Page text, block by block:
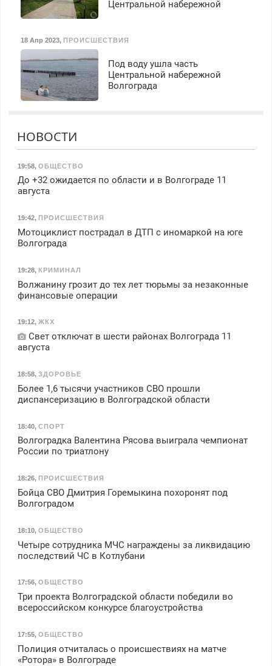
Центральной набережной
18 Апр 2023, ПРОИСШЕСТВИЯ
Под воду ушла часть
Центральной набережной
Волгограда
НОВОСТИ
19:58, ОБЩЕСТВО
До +32 ожидается по области и в Волгограде 11
августа
19:42, ПРОИСШЕСТВИЯ
Мотоциклист пострадал в ДТП с иномаркой на юге
Волгограда
19:28, КРИМИНАЛ
Волжанину грозит до тех лет тюрьмы за незаконные
финансовые операции
19:12, ЖКХ
Свет отключат в шести районах Волгограда 11
августа
18:58, ЗДОРОВЬЕ
Более 1,6 тысячи участников СВО прошли
диспансеризацию в Волгоградской области
18:40, СПОРТ
Волгоградка Валентина Рясова выиграла чемпионат
России по триатлону
18:26, ПРОИСШЕСТВИЯ
Бойца СВО Дмитрия Горемыкина похоронят под
Волгоградом
18:10, ОБЩЕСТВО
Четыре сотрудника МЧС награждены за ликвидацию
последствий ЧС в Котлубани
17:56, ОБЩЕСТВО
Три проекта Волгоградской области победили во
всероссийском конкурсе благоустройства
17:55, ОБЩЕСТВО
Полиция отчиталась о происшествиях на матче
«Ротора» в Волгограде